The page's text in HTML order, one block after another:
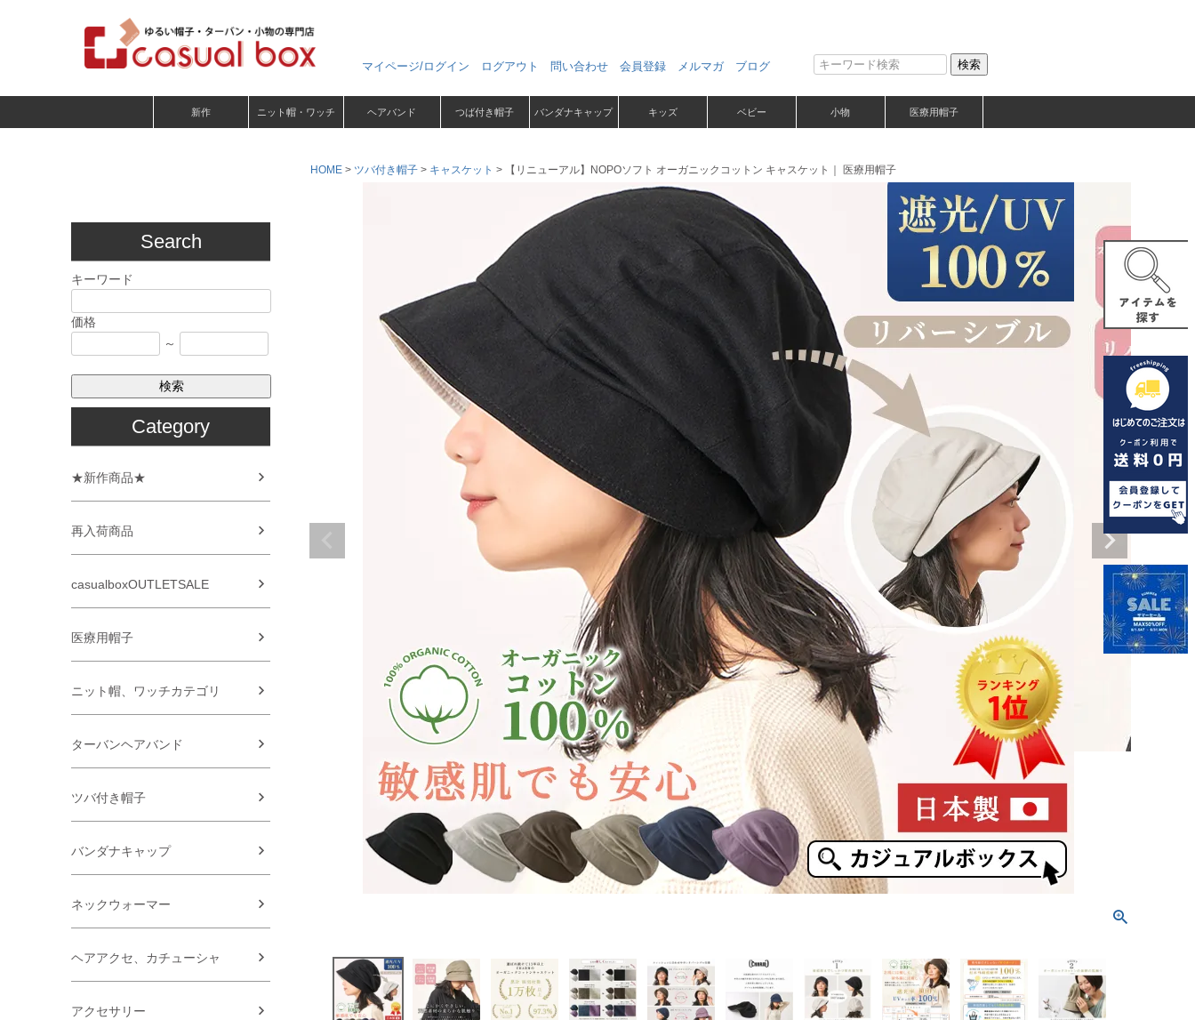
マイページ/ログイン ログアウト 問い合わせ 会員登録 メルマガ ブログ 検索
新作 ニット帽・ワッチ ヘアバンド つば付き帽子 バンダナキャップ キッズ ベビー 小物 医療用帽子
Search
キーワード
価格
～
検索
Category
★新作商品★
再入荷商品
casualboxOUTLETSALE
医療用帽子
ニット帽、ワッチカテゴリ
ターバンヘアバンド
ツバ付き帽子
バンダナキャップ
ネックウォーマー
ヘアアクセ、カチューシャ
アクセサリー
HOME ツバ付き帽子 キャスケット 【リニューアル】NOPOソフト オーガニックコットン キャスケット｜ 医療用帽子